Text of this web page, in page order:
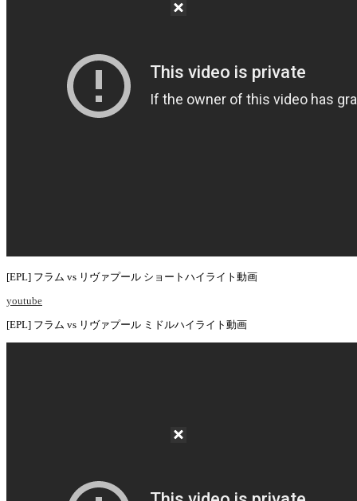
[EPL] フラム vs リヴァプール ショートハイライト動画
youtube
[EPL] フラム vs リヴァプール ミドルハイライト動画